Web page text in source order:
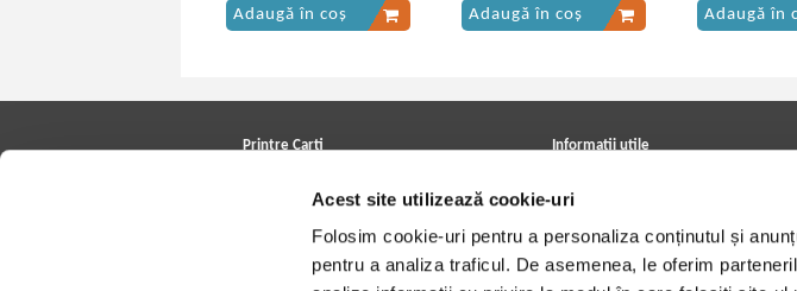
Acest site utilizează cookie-uri
Folosim cookie-uri pentru a personaliza conținutul și
pentru a analiza traficul. De asemenea, le oferim
Adaugă în coș Adaugă în coș Adaugă în
Printre Carti
Cele mai căutate cărți
Informatii utile
Achizitii viniluri, casete, CD/DVD
Cum cumpar?
Politica de livrare
Retur comenzi